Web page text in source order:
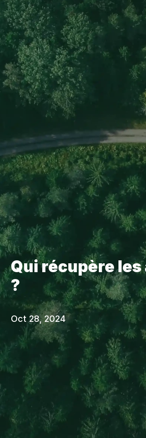
Qui récupère
?
Oct 28, 2024